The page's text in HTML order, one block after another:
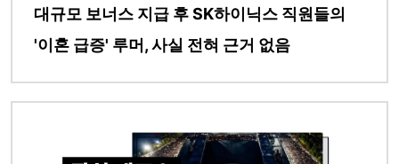
대규모 보너스 지급 후 SK하이닉스 직원들의
'이혼 급증' 루머, 사실 전혀 근거 없음